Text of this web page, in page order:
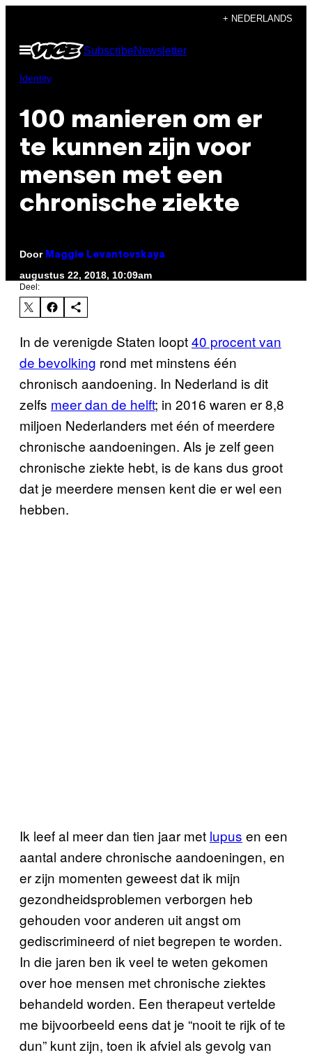
de
inhoud
+ NEDERLANDS
Open
menu
SubscribeNewsletter
Identity
100 manieren om er
te kunnen zijn voor
mensen met een
chronische ziekte
Door Maggie Levantovskaya
augustus 22, 2018, 10:09am
Deel:
In de verenigde Staten loopt40 procent van
de bevolking rond met minstens één
chronisch aandoening. In Nederland is dit
zelfs meer dan de helft; in 2016 waren er 8,8
miljoen Nederlanders met één of meerdere
chronische aandoeningen. Als je zelf geen
chronische ziekte hebt, is de kans dus groot
dat je meerdere mensen kent die er wel een
hebben.
Ik leef al meer dan tien jaar met lupus en een
aantal andere chronische aandoeningen, en
er zijn momenten geweest dat ik mijn
gezondheidsproblemen verborgen heb
gehouden voor anderen uit angst om
gediscrimineerd of niet begrepen te worden.
In die jaren ben ik veel te weten gekomen
over hoe mensen met chronische ziektes
behandeld worden. Een therapeut vertelde
me bijvoorbeeld eens dat je “nooit te rijk of te
dun” kunt zijn, toen ik afviel als gevolg van